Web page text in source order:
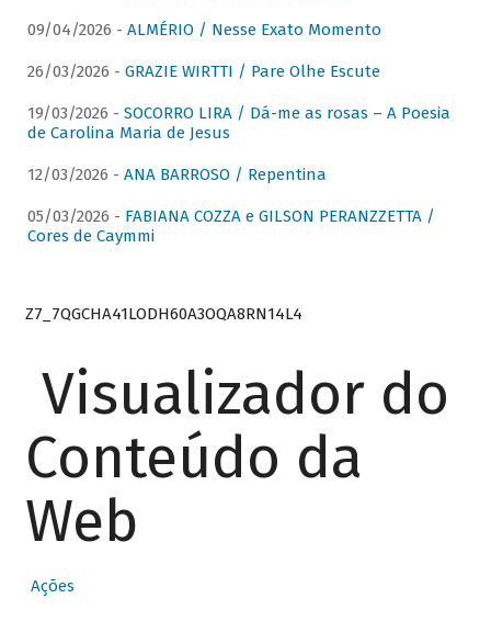
09/04/2026 - ALMÉRIO / Nesse Exato Momento
26/03/2026 - GRAZIE WIRTTI / Pare Olhe Escute
19/03/2026 - SOCORRO LIRA / Dá-me as rosas – A Poesia
de Carolina Maria de Jesus
12/03/2026 - ANA BARROSO / Repentina
05/03/2026 - FABIANA COZZA e GILSON PERANZZETTA /
Cores de Caymmi
Z7_7QGCHA41LODH60A3OQA8RN14L4
Visualizador do
Conteúdo da
Web
Ações